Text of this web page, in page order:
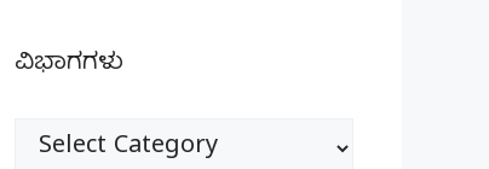
ವಿಭಾಗಗಳು
ವಿಭಾಗಗಳು